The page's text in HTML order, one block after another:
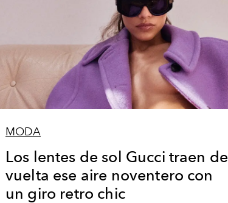
MODA
Los lentes de sol Gucci traen de
vuelta ese aire noventero con
un giro retro chic